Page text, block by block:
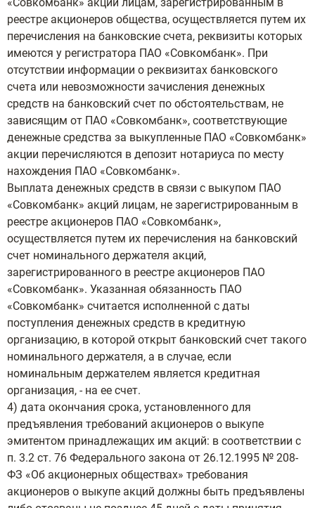
реестре акционеров общества, осуществляется путем их
перечисления на банковские счета, реквизиты которых
имеются у регистратора ПАО «Совкомбанк». При
отсутствии информации о реквизитах банковского
счета или невозможности зачисления денежных
средств на банковский счет по обстоятельствам, не
зависящим от ПАО «Совкомбанк», соответствующие
денежные средства за выкупленные ПАО «Совкомбанк»
акции перечисляются в депозит нотариуса по месту
нахождения ПАО «Совкомбанк».
Выплата денежных средств в связи с выкупом ПАО
«Совкомбанк» акций лицам, не зарегистрированным в
реестре акционеров ПАО «Совкомбанк»,
осуществляется путем их перечисления на банковский
счет номинального держателя акций,
зарегистрированного в реестре акционеров ПАО
«Совкомбанк». Указанная обязанность ПАО
«Совкомбанк» считается исполненной с даты
поступления денежных средств в кредитную
организацию, в которой открыт банковский счет такого
номинального держателя, а в случае, если
номинальным держателем является кредитная
организация, - на ее счет.
4) дата окончания срока, установленного для
предъявления требований акционеров о выкупе
эмитентом принадлежащих им акций: в соответствии с
п. 3.2 ст. 76 Федерального закона от 26.12.1995 № 208-
ФЗ «Об акционерных обществах» требования
акционеров о выкупе акций должны быть предъявлены